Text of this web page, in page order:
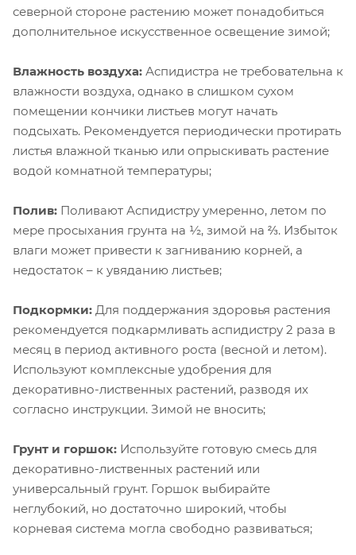
северной стороне растению может понадобиться
дополнительное искусственное освещение зимой;
Влажность воздуха: Аспидистра не требовательна к
влажности воздуха, однако в слишком сухом
помещении кончики листьев могут начать
подсыхать. Рекомендуется периодически протирать
листья влажной тканью или опрыскивать растение
водой комнатной температуры;
Полив: Поливают Аспидистру умеренно, летом по
мере просыхания грунта на ½, зимой на ⅔. Избыток
влаги может привести к загниванию корней, а
недостаток – к увяданию листьев;
Подкормки: Для поддержания здоровья растения
рекомендуется подкармливать аспидистру 2 раза в
месяц в период активного роста (весной и летом).
Используют комплексные удобрения для
декоративно-лиственных растений, разводя их
согласно инструкции. Зимой не вносить;
Грунт и горшок: Используйте готовую смесь для
декоративно-лиственных растений или
универсальный грунт. Горшок выбирайте
неглубокий, но достаточно широкий, чтобы
корневая система могла свободно развиваться;